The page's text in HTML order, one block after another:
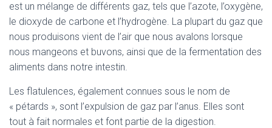
est un mélange de différents gaz, tels que l’azote, l’oxygène,
le dioxyde de carbone et l’hydrogène. La plupart du gaz que
nous produisons vient de l’air que nous avalons lorsque
nous mangeons et buvons, ainsi que de la fermentation des
aliments dans notre intestin.
Les flatulences, également connues sous le nom de
« pétards », sont l’expulsion de gaz par l’anus. Elles sont
tout à fait normales et font partie de la digestion.